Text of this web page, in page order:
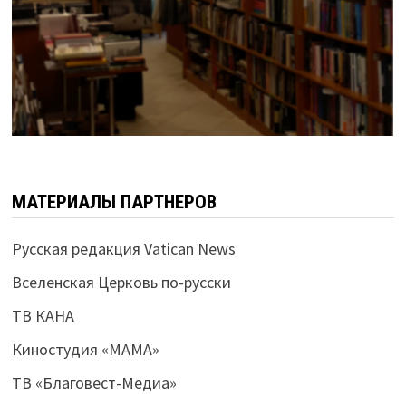
МАТЕРИАЛЫ ПАРТНЕРОВ
Русская редакция Vatican News
Вселенская Церковь по-русски
ТВ КАНА
Киностудия «МАМА»
ТВ «Благовест-Медиа»